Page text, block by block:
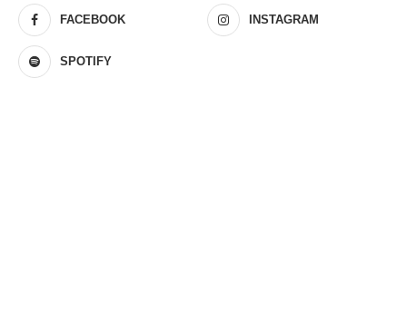
FACEBOOK INSTAGRAM
SPOTIFY